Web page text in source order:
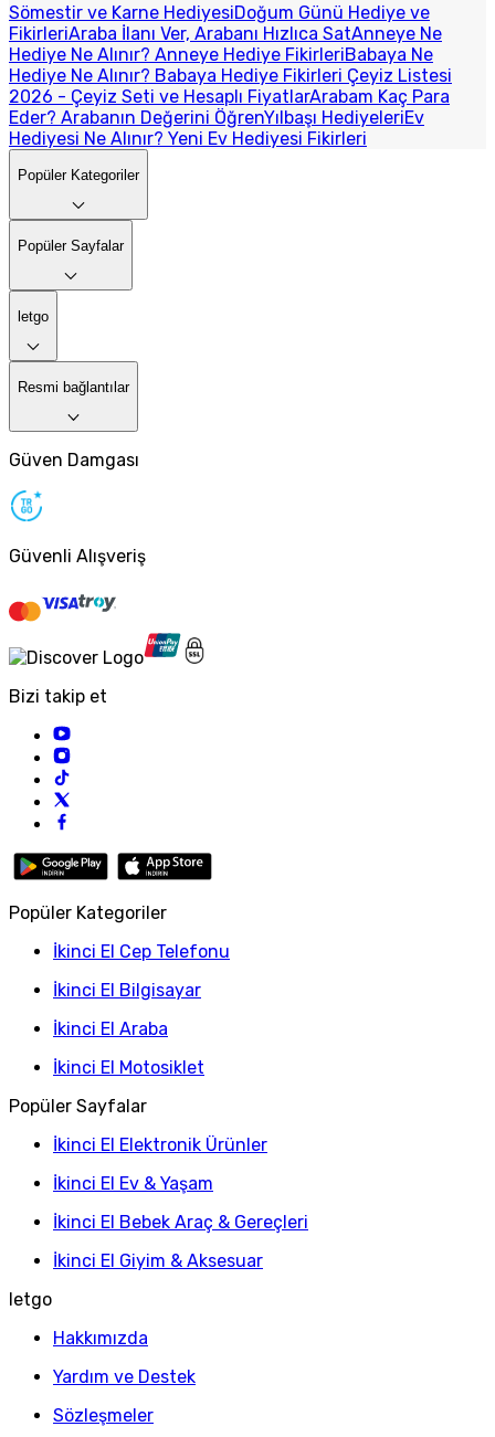
Sömestir ve Karne HediyesiDoğum Günü Hediye ve
FikirleriAraba İlanı Ver, Arabanı Hızlıca SatAnneye Ne
Hediye Ne Alınır? Anneye Hediye FikirleriBabaya Ne
Hediye Ne Alınır? Babaya Hediye Fikirleri Çeyiz Listesi
2026 - Çeyiz Seti ve Hesaplı FiyatlarArabam Kaç Para
Eder? Arabanın Değerini ÖğrenYılbaşı HediyeleriEv
Hediyesi Ne Alınır? Yeni Ev Hediyesi Fikirleri
Popüler Kategoriler
Popüler Sayfalar
letgo
Resmi bağlantılar
Güven Damgası
Güvenli Alışveriş
Bizi takip et
Popüler Kategoriler
İkinci El Cep Telefonu
İkinci El Bilgisayar
İkinci El Araba
İkinci El Motosiklet
Popüler Sayfalar
İkinci El Elektronik Ürünler
İkinci El Ev & Yaşam
İkinci El Bebek Araç & Gereçleri
İkinci El Giyim & Aksesuar
letgo
Hakkımızda
Yardım ve Destek
Sözleşmeler